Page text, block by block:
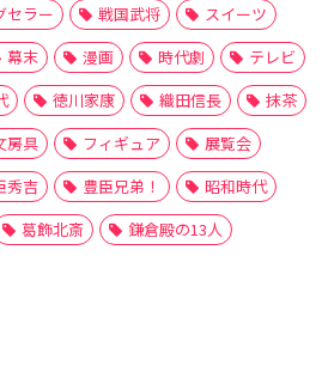
セラー 戦国武将
スイーツ
幕末 漫画 時代劇
テレビ
徳川家康 織田信長
抹茶
房具 フィギュア
展覧会
秀吉 豊臣兄弟！
昭和時代
葛飾北斎 鎌倉殿の13人